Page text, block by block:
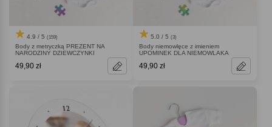
4.9 / 5 (159)
Body z metryczką PREZENT NA
NARODZINY DZIEWCZYNKI
49,90 zł
5.0 / 5 (3)
Body niemowlęce z imieniem
UPOMINEK DLA NIEMOWLAKA
49,90 zł